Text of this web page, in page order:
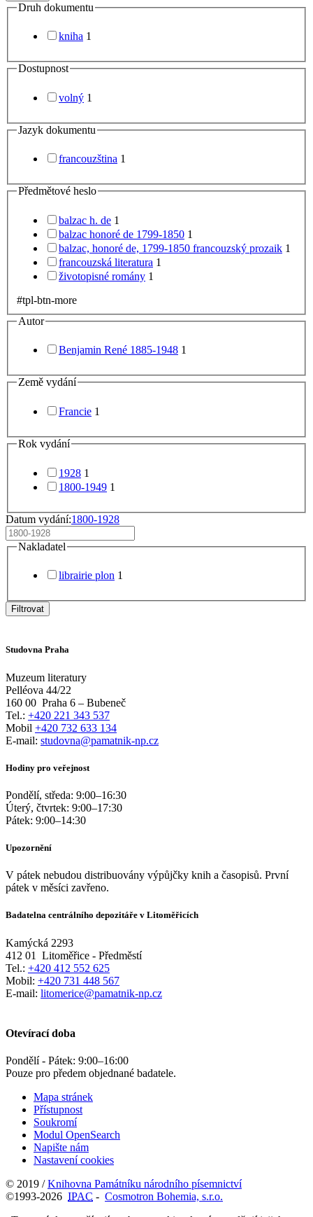
Druh dokumentu
kniha 1
Dostupnost
volný 1
Jazyk dokumentu
francouzština 1
Předmětové heslo
balzac h. de 1
balzac honoré de 1799-1850 1
balzac, honoré de, 1799-1850 francouzský prozaik 1
francouzská literatura 1
životopisné romány 1
#tpl-btn-more
Autor
Benjamin René 1885-1948 1
Země vydání
Francie 1
Rok vydání
1928 1
1800-1949 1
Datum vydání:1800-1928
Nakladatel
librairie plon 1
Filtrovat
Studovna Praha
Muzeum literatury
Pelléova 44/22
160 00 Praha 6 – Bubeneč
Tel.: +420 221 343 537
Mobil +420 732 633 134
E-mail: studovna@pamatnik-np.cz
Hodiny pro veřejnost
Pondělí, středa: 9:00–16:30
Úterý, čtvrtek: 9:00–17:30
Pátek: 9:00–14:30
Upozornění
V pátek nebudou distribuovány výpůjčky knih a časopisů. První
pátek v měsíci zavřeno.
Badatelna centrálního depozitáře v Litoměřicích
Kamýcká 2293
412 01
Litoměřice - Předměstí
Tel.: +420 412 552 625
Mobil: +420 731 448 567
E-mail: litomerice@pamatnik-np.cz
Otevírací doba
Pondělí - Pátek: 9:00–16:00
Pouze pro předem objednané badatele.
Mapa stránek
Přístupnost
Soukromí
Modul OpenSearch
Napište nám
Nastavení cookies
© 2019 /Knihovna Památníku národního písemnictví
©1993-2026 IPAC - Cosmotron Bohemia, s.r.o.